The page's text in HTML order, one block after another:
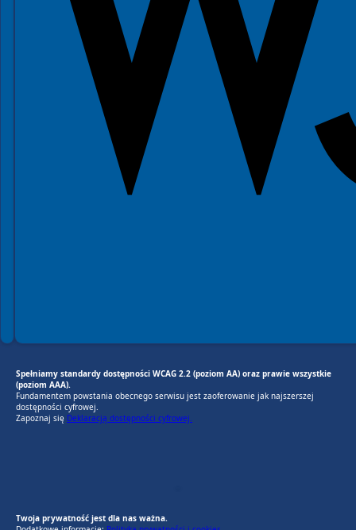
Spełniamy standardy dostępności WCAG 2.2 (poziom AA) oraz prawie wszystkie
(poziom AAA).
Fundamentem powstania obecnego serwisu jest zaoferowanie jak najszerszej
dostępności cyfrowej.
Zapoznaj się Deklaracją dostępności cyfrowej.
Twoja prywatność jest dla nas ważna.